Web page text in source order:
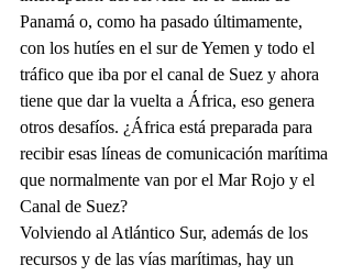
Panamá o, como ha pasado últimamente,
con los hutíes en el sur de Yemen y todo el
tráfico que iba por el canal de Suez y ahora
tiene que dar la vuelta a África, eso genera
otros desafíos. ¿África está preparada para
recibir esas líneas de comunicación marítima
que normalmente van por el Mar Rojo y el
Canal de Suez?
Volviendo al Atlántico Sur, además de los
recursos y de las vías marítimas, hay un